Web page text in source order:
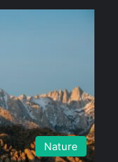
Nature